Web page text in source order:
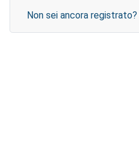
Non sei ancora